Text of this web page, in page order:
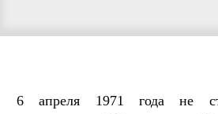
6 апреля 1971 года не